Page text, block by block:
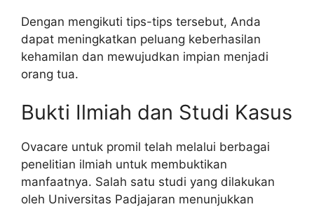
Dengan mengikuti tips-tips tersebut, Anda
dapat meningkatkan peluang keberhasilan
kehamilan dan mewujudkan impian menjadi
orang tua.
Bukti Ilmiah dan Studi Kasus
Ovacare untuk promil telah melalui berbagai
penelitian ilmiah untuk membuktikan
manfaatnya. Salah satu studi yang dilakukan
oleh Universitas Padjajaran menunjukkan